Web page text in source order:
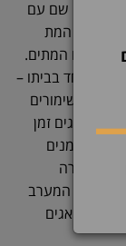
את קיומו שם עם
של המת
לעולם המתים.
לילה אחד בביתו –
ליל שימורים
מציגים זמן
כבר בזמנים
בחברה
בארצות המערב
והם הדואגים